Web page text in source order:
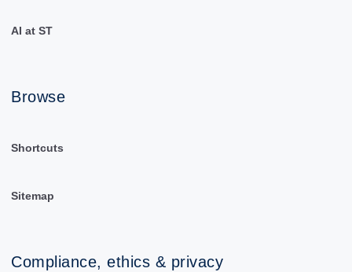
AI at ST
Browse
Shortcuts
Sitemap
Compliance, ethics & privacy